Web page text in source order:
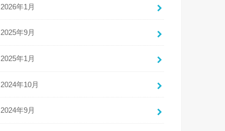
2026年1月
2025年9月
2025年1月
2024年10月
2024年9月